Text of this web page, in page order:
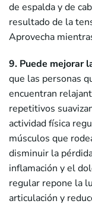
de espalda y de
resultado de la
Aprovecha
9. Puede mejorar
que las personas
encuentran
repetitivos
actividad física
músculos que
disminuir la
inflamación y el
regular repone la
articulación y